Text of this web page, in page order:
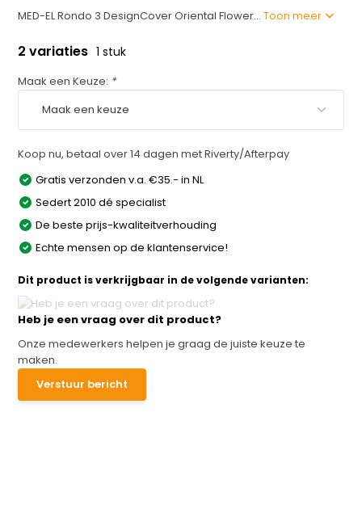
MED-EL Rondo 3 DesignCover Oriental Flower...Toon meer
2 variaties 1 stuk
Maak een Keuze: *
Koop nu, betaal over 14 dagen met Riverty/Afterpay
Gratis verzonden v.a. €35.- in NL
Sedert 2010 dé specialist
De beste prijs-kwaliteitverhouding
Echte mensen op de klantenservice!
Dit product is verkrijgbaar in de volgende varianten:
Heb je een vraag over dit product?
Onze medewerkers helpen je graag de juiste keuze te
maken.
Verstuur bericht